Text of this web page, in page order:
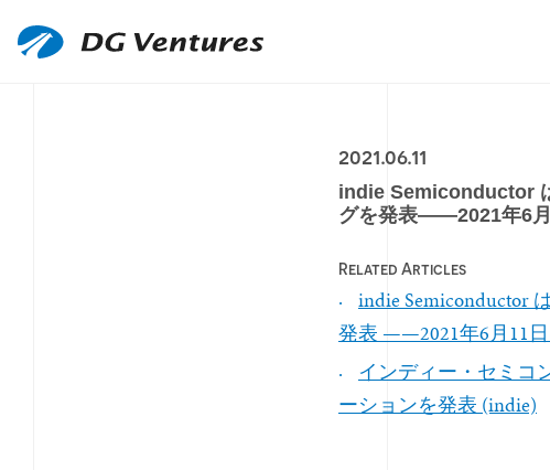
2021.06.11
indie Semiconductor
グを発表——2021年6月
Related Articles
indie Semiconductor
発表 ——2021年6月11日
インディー・セミコ
ーションを発表 (indie)